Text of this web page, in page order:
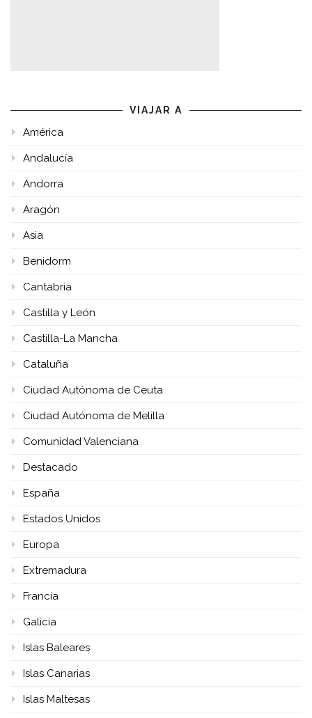
VIAJAR A
América
Andalucía
Andorra
Aragón
Asia
Benidorm
Cantabria
Castilla y León
Castilla-La Mancha
Cataluña
Ciudad Autónoma de Ceuta
Ciudad Autónoma de Melilla
Comunidad Valenciana
Destacado
España
Estados Unidos
Europa
Extremadura
Francia
Galicia
Islas Baleares
Islas Canarias
Islas Maltesas